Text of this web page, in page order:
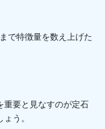
で特徴量を数え上げた
重要と見なすのが定石
う。